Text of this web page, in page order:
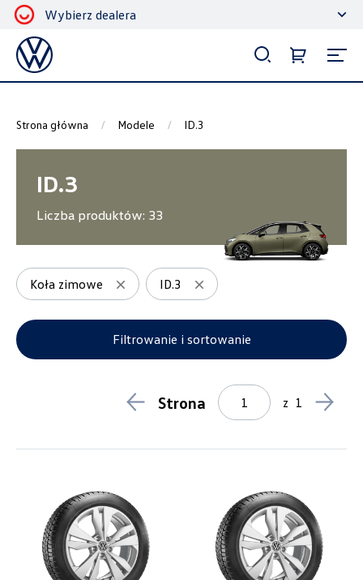
Wybierz dealera
Strona główna Modele ID.3
ID.3
Liczba produktów: 33
Koła zimowe ID.3
Filtrowanie i sortowanie
Sortuj
Pokaż na stronie
Kategorie
Akcesoria ochronne i użytkowe
7
Ubrania Dla Dzieci
0
Czapki i szale
Dodatki
Produkt miesiąca
Transport
Transport zimowy
Filtrowanie i sortowanie
Strona z 1